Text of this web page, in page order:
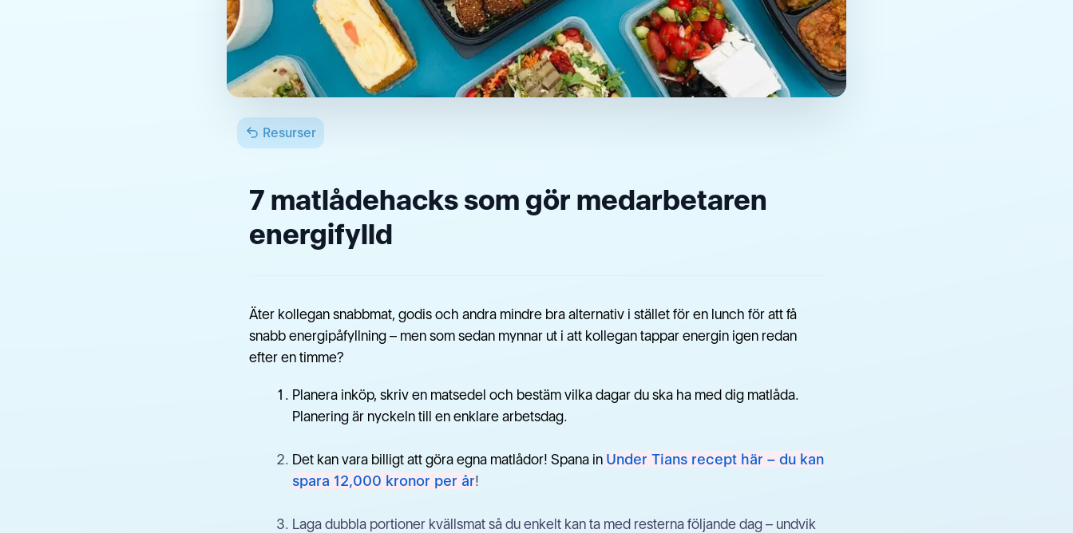
Resurser
7 matlådehacks som gör medarbetaren
energifylld
Äter kollegan snabbmat, godis och andra mindre bra alternativ i stället för en lunch för att få
snabb energipåfyllning – men som sedan mynnar ut i att kollegan tappar energin igen redan
efter en timme?
Planera inköp, skriv en matsedel och bestäm vilka dagar du ska ha med dig matlåda.
Planering är nyckeln till en enklare arbetsdag.
Det kan vara billigt att göra egna matlådor! Spana in Under Tians recept här – du kan
spara 12,000 kronor per år!
Laga dubbla portioner kvällsmat så du enkelt kan ta med resterna följande dag – undvik